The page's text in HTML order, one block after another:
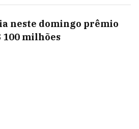
neste domingo prêmio
100 milhões